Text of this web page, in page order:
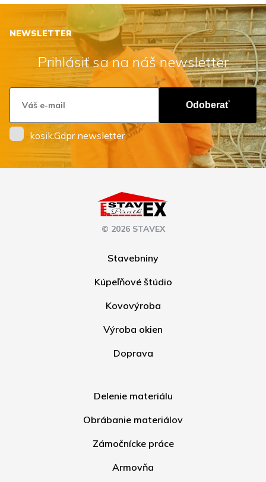
NEWSLETTER
Prihlásiť sa na náš newsletter
Odoberať
kosik.Gdpr newsletter
© 2026 STAVEX
Stavebniny
Kúpeľňové štúdio
Kovovýroba
Výroba okien
Doprava
Delenie materiálu
Obrábanie materiálov
Zámočnícke práce
Armovňa